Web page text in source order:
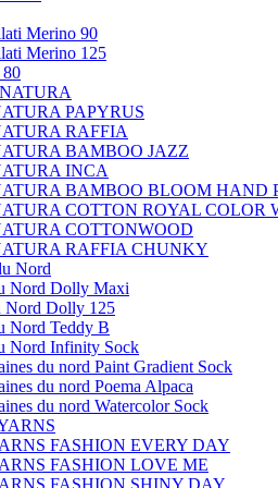
Merino 90
Merino 125
PAPYRUS
RAFFIA
BAMBOO JAZZ
INCA
BAMBOO BLOOM HAND
COTTON ROYAL COLOR
COTTONWOOD
RAFFIA CHUNKY
Nord
Nord Dolly Maxi
Nord Dolly 125
Nord Teddy B
Nord Infinity Sock
du nord Paint Gradient Sock
du nord Poema Alpaca
du nord Watercolor Sock
FASHION EVERY DAY
FASHION LOVE ME
FASHION SHINY DAY